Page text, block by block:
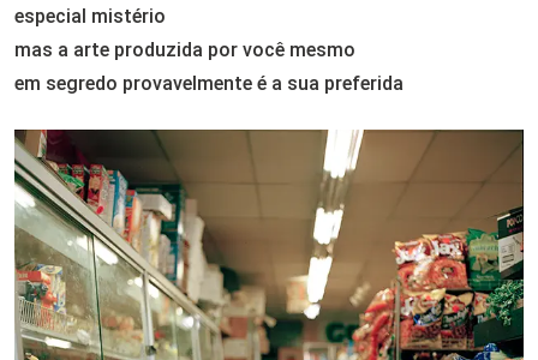
especial mistério
mas a arte produzida por você mesmo
em segredo provavelmente é a sua preferida